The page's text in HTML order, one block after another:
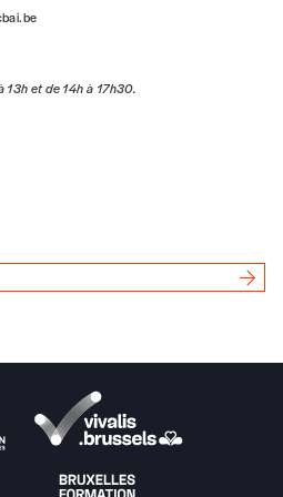
en Belgique
13h et de 14h à 17h30.